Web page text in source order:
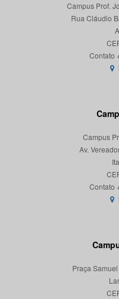
Campus Prof.
Rua Cláudio
Campus
Av.
Praça